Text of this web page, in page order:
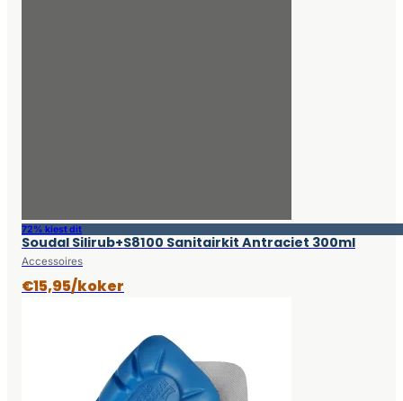
72% kiest dit
Soudal Silirub+S8100 Sanitairkit Antraciet 300ml
Accessoires
€15,95/koker